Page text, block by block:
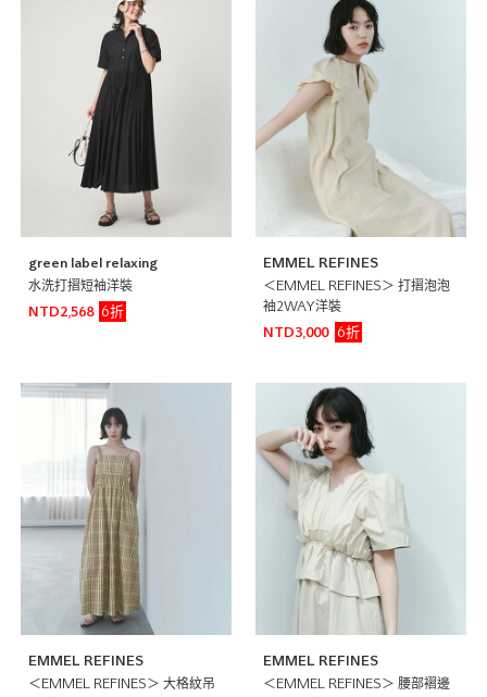
green label relaxing
水洗打摺短袖洋裝
NTD2,568
6折
EMMEL REFINES
＜EMMEL REFINES＞ 打摺泡泡
袖2WAY洋裝
NTD3,000
6折
EMMEL REFINES
＜EMMEL REFINES＞ 大格紋吊
EMMEL REFINES
＜EMMEL REFINES＞ 腰部褶邊